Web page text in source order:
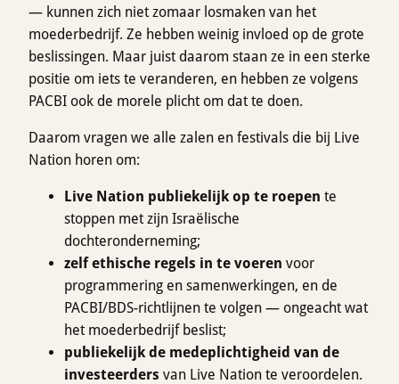
— kunnen zich niet zomaar losmaken van het
moederbedrijf. Ze hebben weinig invloed op de grote
beslissingen. Maar juist daarom staan ze in een sterke
positie om iets te veranderen, en hebben ze volgens
PACBI ook de morele plicht om dat te doen.
Daarom vragen we alle zalen en festivals die bij Live
Nation horen om:
Live Nation publiekelijk op te roepen te
stoppen met zijn Israëlische
dochteronderneming;
zelf ethische regels in te voeren voor
programmering en samenwerkingen, en de
PACBI/BDS-richtlijnen te volgen — ongeacht wat
het moederbedrijf beslist;
publiekelijk de medeplichtigheid van de
investeerders van Live Nation te veroordelen.